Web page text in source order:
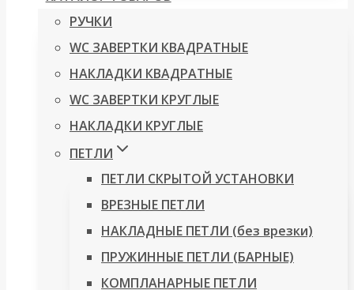
РУЧКИ
WC ЗАВЕРТКИ КВАДРАТНЫЕ
НАКЛАДКИ КВАДРАТНЫЕ
WC ЗАВЕРТКИ КРУГЛЫЕ
НАКЛАДКИ КРУГЛЫЕ
ПЕТЛИ
ПЕТЛИ СКРЫТОЙ УСТАНОВКИ
ВРЕЗНЫЕ ПЕТЛИ
НАКЛАДНЫЕ ПЕТЛИ (без врезки)
ПРУЖИННЫЕ ПЕТЛИ (БАРНЫЕ)
КОМПЛАНАРНЫЕ ПЕТЛИ